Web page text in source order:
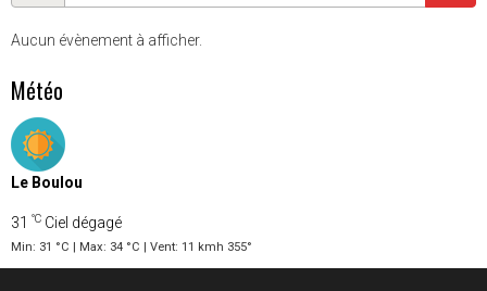
Aucun évènement à afficher.
Météo
Le Boulou
31 °C Ciel dégagé
Min: 31 °C | Max: 34 °C | Vent: 11 kmh 355°